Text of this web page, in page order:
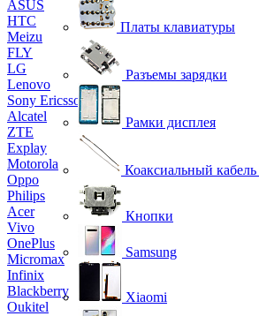
ASUS
HTC
Meizu
FLY
LG
Lenovo
Sony Ericsson
Alcatel
ZTE
Explay
Motorola
Oppo
Philips
Acer
Vivo
OnePlus
Micromax
Infinix
Blackberry
Oukitel
Платы клавиатуры
Разъемы зарядки
Рамки дисплея
Коаксиальный
Кнопки
Samsung
Xiaomi